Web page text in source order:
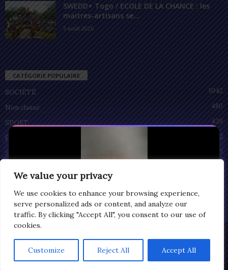
We value your privacy
We use cookies to enhance your browsing experience,
serve personalized ads or content, and analyze our
traffic. By clicking "Accept All", you consent to our use of
cookies.
Customize Reject All Accept All
SWEDD+ Togo / ECOLE DE LA CHANCE : les
maitres-artisans se...
3 août 2026
CATÉGORIE POPULAIRE
SOCIÉTÉ
1042
Non classé
480
SPORT
439
POLITIQUE
212
SANTÉ
93
© Copyright 2025 | LOMEGRAPH
All rights reserved
0:06